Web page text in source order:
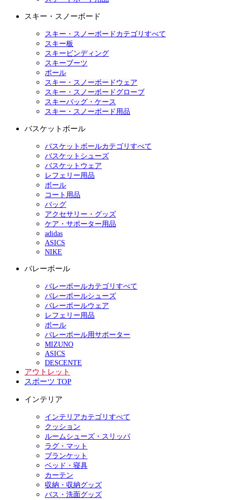
スキー・スノーボード
スキー・スノーボードカテゴリすべて
スキー板
スキービンディング
スキーブーツ
ポール
スキー・スノーボードウェア
スキー・スノーボードグローブ
スキーバッグ・ケース
スキー・スノーボード用品
バスケットボール
バスケットボールカテゴリすべて
バスケットシューズ
バスケットウェア
レフェリー用品
ボール
コート用品
バッグ
アクセサリー・グッズ
ケア・サポーター用品
adidas
ASICS
NIKE
バレーボール
バレーボールカテゴリすべて
バレーボールシューズ
バレーボールウェア
レフェリー用品
ボール
バレーボール用サポーター
MIZUNO
ASICS
DESCENTE
アウトレット
スポーツ TOP
インテリア
インテリアカテゴリすべて
クッション
ルームシューズ・スリッパ
ラグ・マット
ブランケット
ベッド・寝具
カーテン
収納・収納グッズ
バス・洗面グッズ